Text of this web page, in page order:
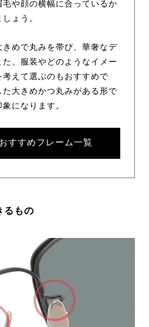
や顔の横幅に合っているか
ょう。
めで丸みを帯び、華奢なデ
、服装やどのようなイメー
えて選ぶのもおすすめで
大きめかつ丸みがある形で
になります。
すすめフレーム一覧
るもの